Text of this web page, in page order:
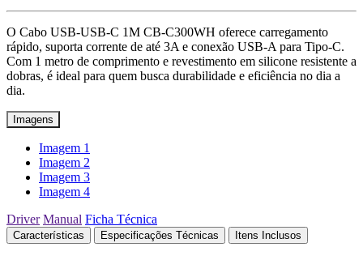
O Cabo USB-USB-C 1M CB-C300WH oferece carregamento
rápido, suporta corrente de até 3A e conexão USB-A para Tipo-C.
Com 1 metro de comprimento e revestimento em silicone resistente a
dobras, é ideal para quem busca durabilidade e eficiência no dia a
dia.
Imagens
Imagem 1
Imagem 2
Imagem 3
Imagem 4
Driver Manual Ficha Técnica
Características Especificações Técnicas Itens Inclusos